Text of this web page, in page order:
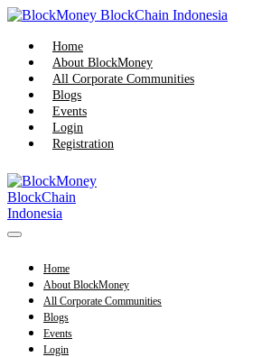
Skip
content
Home
About BlockMoney
All Corporate Communities
Blogs
Events
Login
Registration
Menu
Home
About BlockMoney
All Corporate Communities
Blogs
Events
Login